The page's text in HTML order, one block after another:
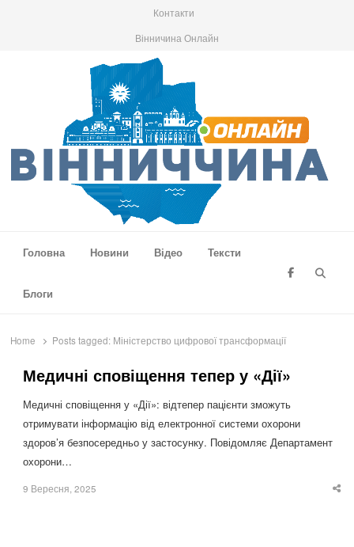
Контакти
Вінничина Онлайн
Головна
Новини Відео Тексти
Блоги
Home Posts tagged: Міністерство цифрової трансформації
Медичні сповіщення тепер у «Дії»
Медичні сповіщення у «Дії»: відтепер пацієнти зможуть
отримувати інформацію від електронної системи охорони
здоров’я безпосередньо у застосунку. Повідомляє Департамент
охорони…
9 Вересня, 2025